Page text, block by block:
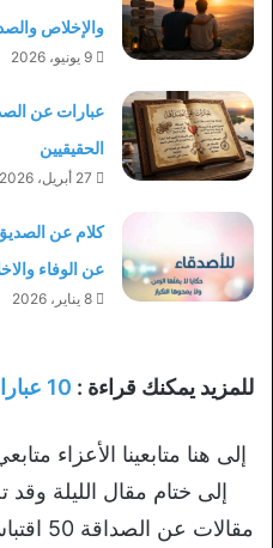
والإخلاص
9 يونيو، 2026
عبارات عن
الحقيقيين
27 أبريل، 2026
عن الوفاء
8 يناير، 2026
للمزيد يمكنك قراءة :
إلى هنا متابعينا الأعزاء
إلى ختام مقال الليلة وقد